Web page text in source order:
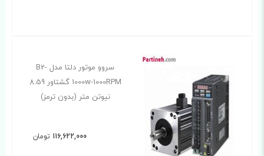
سروو موتور دلتا مدل B2-
1000w-1000RPM گشتاور 8.59
نیوتن متر (بدون ترمز)
116,622,000 تومان